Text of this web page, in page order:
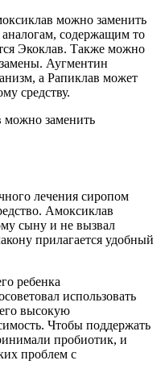
можно заменить
содержащим то
Экоклав. Также можно
замены. Аугментин
а Рапиклав может
средству.
лечения сиропом
Амоксиклав
сыну и не вызвал
прилагается удобный
ребенка
использовать
высокую
Чтобы поддержать
пробиотик, и
проблем с